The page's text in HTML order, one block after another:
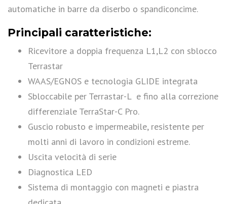
automatiche in barre da diserbo o spandiconcime.
Principali caratteristiche:
Ricevitore a doppia frequenza L1,L2 con sblocco
Terrastar
WAAS/EGNOS e tecnologia GLIDE integrata
Sbloccabile per Terrastar-L e fino alla correzione
differenziale TerraStar-C Pro.
Guscio robusto e impermeabile, resistente per
molti anni di lavoro in condizioni estreme.
Uscita velocità di serie
Diagnostica LED
Sistema di montaggio con magneti e piastra